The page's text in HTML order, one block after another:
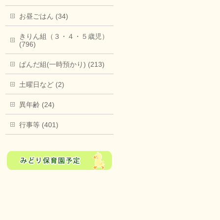
お昼ごはん (34)
きりん組（３・４・５歳児）
(796)
ぱんだ組(一時預かり) (213)
土曜日など (2)
異年齢 (24)
行事等 (401)